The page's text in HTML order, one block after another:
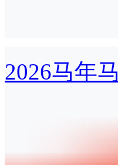
2026马年